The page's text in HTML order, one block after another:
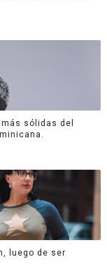
sólidas del
luego de ser